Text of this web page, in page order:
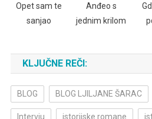
Opet sam te
sanjao
Anđeo s
jednim krilom
KLJUČNE REČI:
BLOG BLOG LJILJANE ŠARAC
Intervju istorijske romane